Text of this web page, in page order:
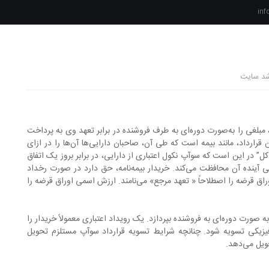
سایت
را به‌صورت دوره‌ای به طرف فروشنده در برابر تعهد وی به پرداخت
مانند بیمه است که طی آن، صاحبان دارایی‌ها آن‌ها را در ازای
این است که سوآپ نکول اعتباری از دارایی، در برابر بروز یک اتفاق
آینده آن محافظت می‌کند. خریدار بیمه‌نامه، حق دارد در صورت رخداد
قرضه را اصطلاحاً « تعهد مرجع» می­‌نامند. ارزش اسمی اوراق قرضه را
صورت دوره­‌ای به فروشنده بپردازد. یک رویداد اعتباری معمولاً خریدار را
تسویه شود. چنانچه شرایط تسویه قرارداد سوآپ مستلزم تحویل
می­‌دهد.